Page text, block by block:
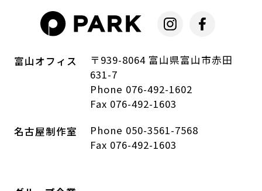
富山オフィス
〒939-8064 富山県富山市赤田
631-7
Phone 076-492-1602
Fax 076-492-1603
名古屋制作室
Phone 050-3561-7568
Fax 076-492-1603